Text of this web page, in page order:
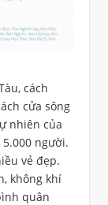
cách
cửa sông
nhiên của
người.
vẻ đẹp.
không khí
quân